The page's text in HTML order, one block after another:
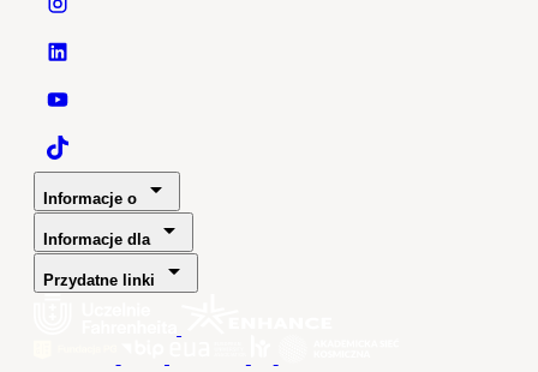
Politechnika Gdańska - Instagram
Politechnika Gdańska - LinkedIn
Politechnika Gdańska - YouTube
Politechnika Gdańska - TaikTok
Informacje o
Informacje dla
Przydatne linki